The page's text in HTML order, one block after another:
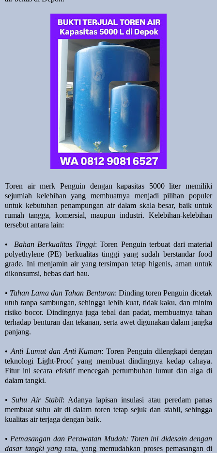
Toren air merk Penguin dengan kapasitas 5000 liter memiliki
sejumlah kelebihan yang membuatnya menjadi pilihan populer
untuk kebutuhan penampungan air dalam skala besar, baik untuk
rumah tangga, komersial, maupun industri. Kelebihan-kelebihan
tersebut antara lain:
• Bahan Berkualitas Tinggi: Toren Penguin terbuat dari material
polyethylene (PE) berkualitas tinggi yang sudah berstandar food
grade. Ini menjamin air yang tersimpan tetap higenis, aman untuk
dikonsumsi, bebas dari bau.
• Tahan Lama dan Tahan Benturan: Dinding toren Penguin dicetak
utuh tanpa sambungan, sehingga lebih kuat, tidak kaku, dan minim
risiko bocor. Dindingnya juga tebal dan padat, membuatnya tahan
terhadap benturan dan tekanan, serta awet digunakan dalam jangka
panjang.
• Anti Lumut dan Anti Kuman: Toren Penguin dilengkapi dengan
teknologi Light-Proof yang membuat dindingnya kedap cahaya.
Fitur ini secara efektif mencegah pertumbuhan lumut dan alga di
dalam tangki.
•Suhu Air Stabil: Adanya lapisan insulasi atau peredam panas
membuat suhu air di dalam toren tetap sejuk dan stabil, sehingga
kualitas air terjaga dengan baik.
• Pemasangan dan Perawatan Mudah: Toren ini didesain dengan
dasar tangki yang rata, yang memudahkan proses pemasangan di